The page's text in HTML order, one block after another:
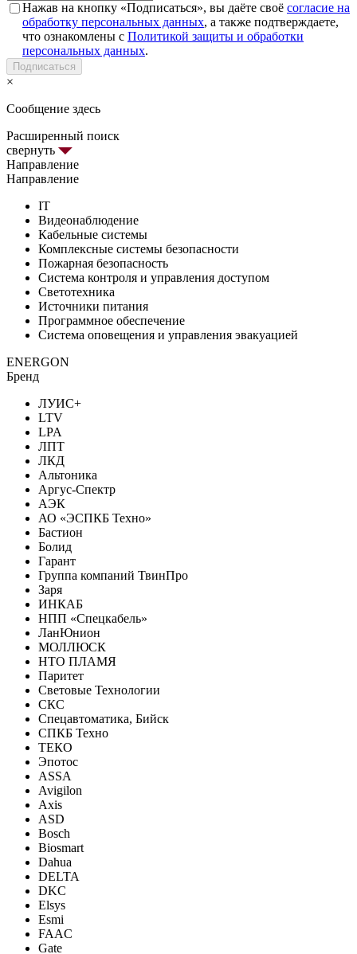
Нажав на кнопку «Подписаться», вы даёте своё согласие на
обработку персональных данных, а также подтверждаете,
что ознакомлены с Политикой защиты и обработки
персональных данных.
Подписаться
×
Сообщение здесь
Расширенный поиск
свернуть
Направление
Направление
IT
Видеонаблюдение
Кабельные системы
Комплексные системы безопасности
Пожарная безопасность
Система контроля и управления доступом
Светотехника
Источники питания
Программное обеспечение
Система оповещения и управления эвакуацией
ENERGON
Бренд
ЛУИС+
LTV
LPA
ЛПТ
ЛКД
Альтоника
Аргус-Спектр
АЭК
АО «ЭСПКБ Техно»
Бастион
Болид
Гарант
Группа компаний ТвинПро
Заря
ИНКАБ
НПП «Спецкабель»
ЛанЮнион
МОЛЛЮСК
НТО ПЛАМЯ
Паритет
Световые Технологии
СКС
Спецавтоматика, Бийск
СПКБ Техно
ТЕКО
Эпотос
ASSA
Avigilon
Axis
ASD
Bosch
Biosmart
Dahua
DELTA
DKC
Elsys
Esmi
FAAC
Gate